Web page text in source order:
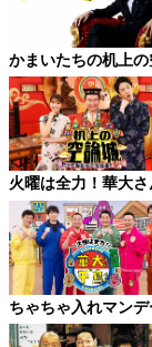
かまいたちの机上
火曜は全力！華大
ちゃちゃ入れマンデ